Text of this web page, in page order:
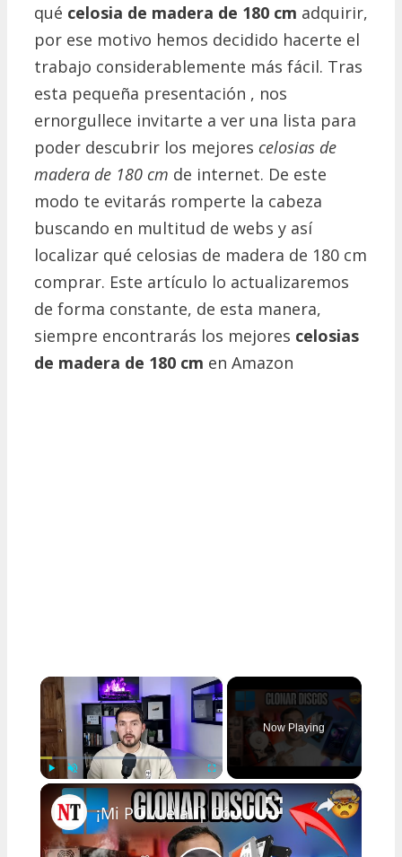
qué celosia de madera de 180 cm adquirir,
por ese motivo hemos decidido hacerte el
trabajo considerablemente más fácil. Tras
esta pequeña presentación , nos
ernorgullece invitarte a ver una lista para
poder descubrir los mejores celosias de
madera de 180 cm de internet. De este
modo te evitarás romperte la cabeza
buscando en multitud de webs y así
localizar qué celosias de madera de 180 cm
comprar. Este artículo lo actualizaremos
de forma constante, de esta manera,
siempre encontrarás los mejores celosias
de madera de 180 cm en Amazon
×
Play Unmute Fullscreen
Now Playing
×
¡Mi PC vuela! | Cómo clonar disco y migrar Windows a un SSD sin perder nada 2026